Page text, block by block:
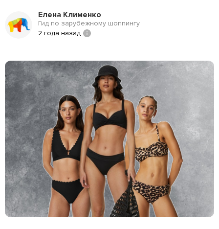
Елена Клименко
Гид по зарубежному шоппингу
2 года назад